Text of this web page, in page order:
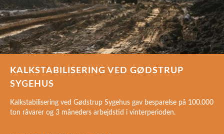
KALKSTABILISERING VED GØDSTRUP
SYGEHUS
Kalkstabilisering ved Gødstrup Sygehus gav besparelse på 100.000
ton råvarer og 3 måneders arbejdstid i vinterperioden.